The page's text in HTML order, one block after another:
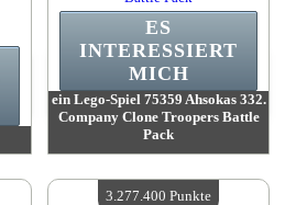
ein Lego-Spiel 75359 Ahsokas 332.
Company Clone Troopers Battle
Pack
Verfügbare Menge:4
ES
INTERESSIERT
MICH
3.277.400 Punkte